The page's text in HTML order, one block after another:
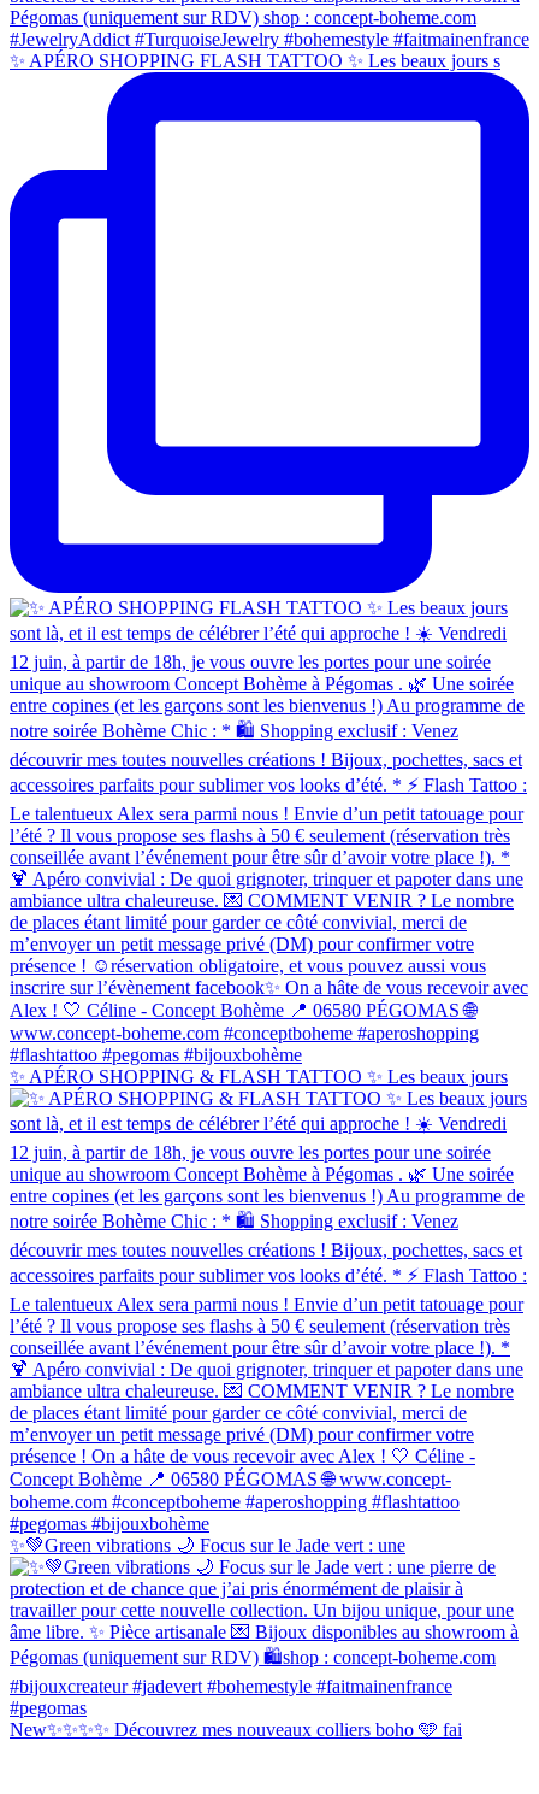
✨ APÉRO SHOPPING FLASH TATTOO ✨ Les beaux jours s
✨ APÉRO SHOPPING & FLASH TATTOO ✨ Les beaux jours
✨💚Green vibrations 🌙 Focus sur le Jade vert : une
New✨✨✨✨ Découvrez mes nouveaux colliers boho 🩵 fai